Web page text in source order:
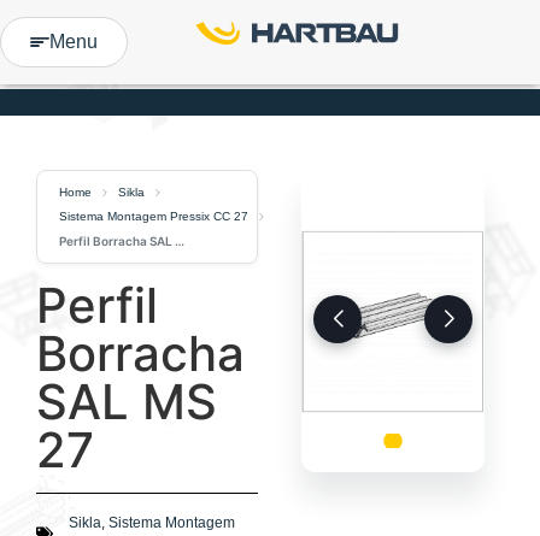
Menu
Home
Sikla
Sistema Montagem Pressix CC 27
Perfil Borracha SAL MS 27
Perfil
Borracha
SAL MS
27
Sikla, Sistema Montagem